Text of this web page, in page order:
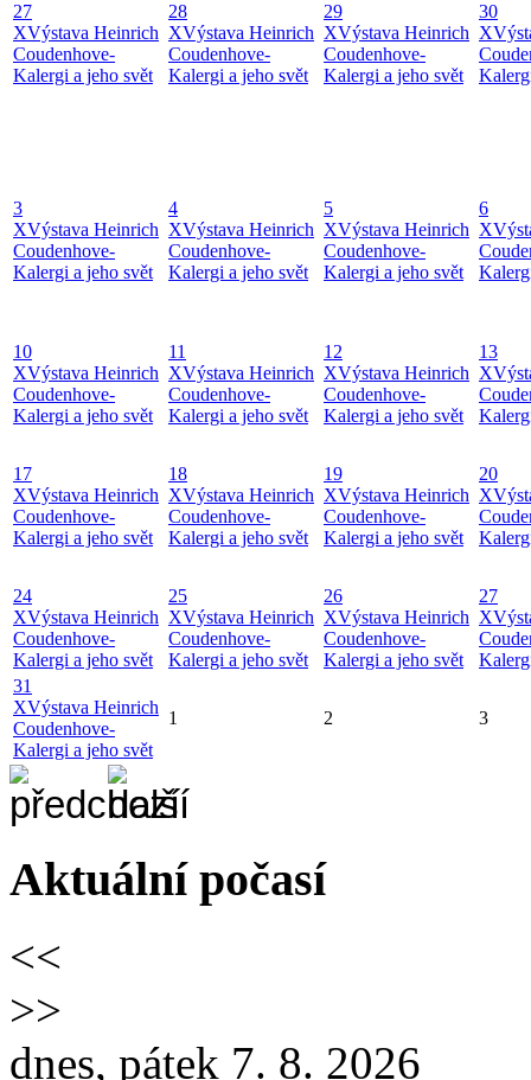
27
XVýstava Heinrich
Coudenhove-
Kalergi a jeho svět
28
XVýstava Heinrich
Coudenhove-
Kalergi a jeho svět
29
XVýstava Heinrich
Coudenhove-
Kalergi a jeho svět
30
X
3
XVýstava Heinrich
Coudenhove-
Kalergi a jeho svět
4
XVýstava Heinrich
Coudenhove-
Kalergi a jeho svět
5
XVýstava Heinrich
Coudenhove-
Kalergi a jeho svět
6
X
10
XVýstava Heinrich
Coudenhove-
Kalergi a jeho svět
11
XVýstava Heinrich
Coudenhove-
Kalergi a jeho svět
12
XVýstava Heinrich
Coudenhove-
Kalergi a jeho svět
13
X
17
XVýstava Heinrich
Coudenhove-
Kalergi a jeho svět
18
XVýstava Heinrich
Coudenhove-
Kalergi a jeho svět
19
XVýstava Heinrich
Coudenhove-
Kalergi a jeho svět
20
X
24
XVýstava Heinrich
Coudenhove-
Kalergi a jeho svět
25
XVýstava Heinrich
Coudenhove-
Kalergi a jeho svět
26
XVýstava Heinrich
Coudenhove-
Kalergi a jeho svět
27
X
31
XVýstava Heinrich
Coudenhove-
Kalergi a jeho svět
1 2 3
Aktuální počasí
<<
>>
dnes, pátek 7. 8. 2026